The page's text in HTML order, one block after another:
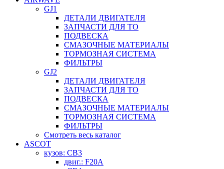
GJ1
ДЕТАЛИ ДВИГАТЕЛЯ
ЗАПЧАСТИ ДЛЯ ТО
ПОДВЕСКА
СМАЗОЧНЫЕ МАТЕРИАЛЫ
ТОРМОЗНАЯ СИСТЕМА
ФИЛЬТРЫ
GJ2
ДЕТАЛИ ДВИГАТЕЛЯ
ЗАПЧАСТИ ДЛЯ ТО
ПОДВЕСКА
СМАЗОЧНЫЕ МАТЕРИАЛЫ
ТОРМОЗНАЯ СИСТЕМА
ФИЛЬТРЫ
Смотреть весь каталог
ASCOT
кузов: CB3
двиг.: F20A